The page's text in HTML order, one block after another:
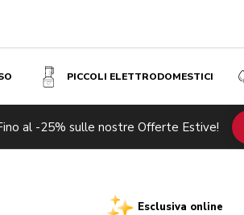
PICCOLI ELETTRODOMESTICI
al -25% sulle nostre Offerte Estive!
Esclusiva online